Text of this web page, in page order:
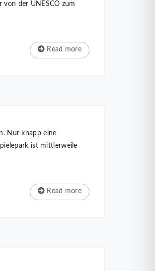
der UNESCO zum
Read more
Nur knapp eine
ist mittlerweile
Read more